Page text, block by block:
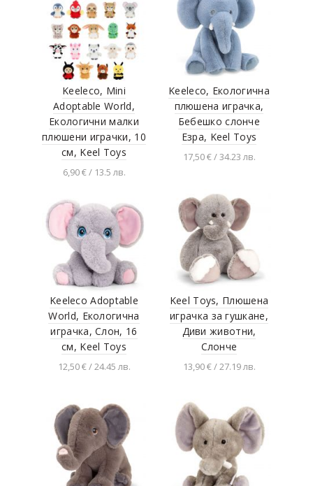
Keeleco, Mini
Adoptable World,
Eкологични малки
плюшени играчки, 10
см, Keel Toys
6,90 € / 13.5 лв.
Разгледай продукта
Keeleco, Екологична
плюшена играчка,
Бебешко слонче
Езра, Keel Toys
17,50 € / 34.23 лв.
Keeleco Adoptable
World, Екологична
играчка, Слон, 16
см, Keel Toys
12,50 € / 24.45 лв.
Keel Toys, Плюшена
играчка за гушкане,
Диви животни,
Слонче
13,90 € / 27.19 лв.